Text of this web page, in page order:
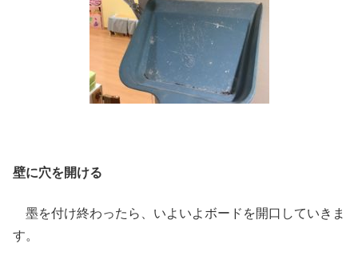
壁に穴を開ける
墨を付け終わったら、いよいよボードを開口していきま
す。